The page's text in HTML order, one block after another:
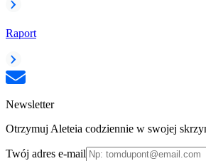
Raport
Newsletter
Otrzymuj Aleteia codziennie w swojej
Twój adres e-mail